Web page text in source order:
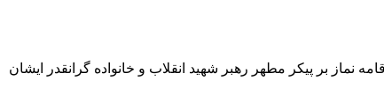
شهیدمان وداع کنند. روز چهاردهم تیر ماه، جدا از ادامه مراسم وداع که به صورت ۲۴ ساعته است، اقامه نماز بر پیکر مطهر رهبر شهید انقلاب و خانواده گرانقدر ایشان